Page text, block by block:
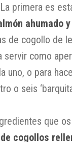
primera es
ahumado
de cogollo de
servir como
uno, o para
o seis
que
cogollos